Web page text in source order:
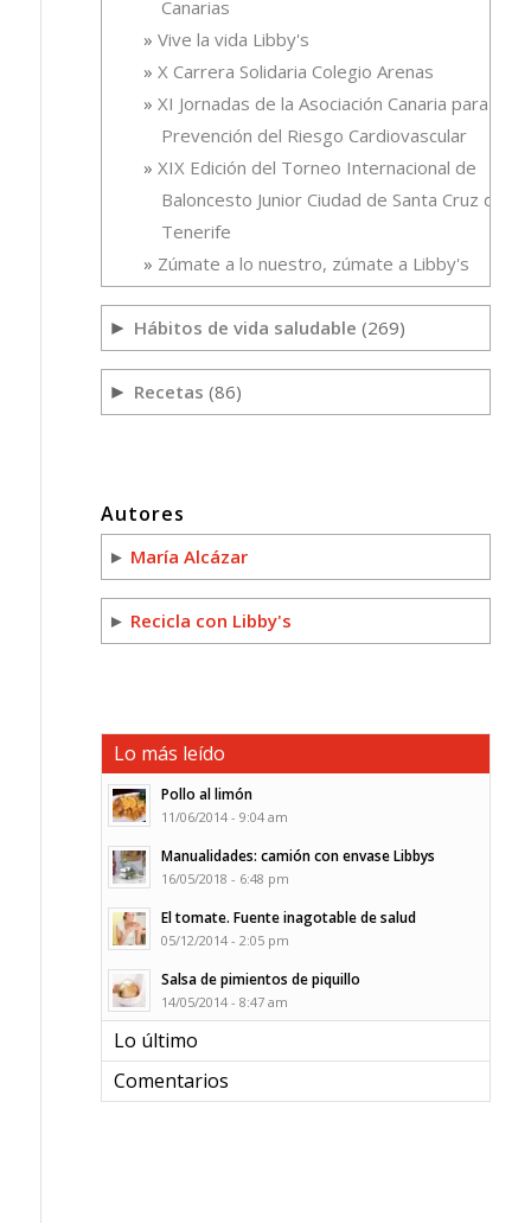
Canarias
Vive la vida Libby's
X Carrera Solidaria Colegio Arenas
XI Jornadas de la Asociación Canaria para la
Prevención del Riesgo Cardiovascular
XIX Edición del Torneo Internacional de
Baloncesto Junior Ciudad de Santa Cruz de
Tenerife
Zúmate a lo nuestro, zúmate a Libby's
► Hábitos de vida saludable (269)
► Recetas (86)
Autores
► María Alcázar
► Recicla con Libby's
Lo más leído
Pollo al limón
11/06/2014 - 9:04 am
Manualidades: camión con envase Libbys
16/05/2018 - 6:48 pm
El tomate. Fuente inagotable de salud
05/12/2014 - 2:05 pm
Salsa de pimientos de piquillo
14/05/2014 - 8:47 am
Lo último
Comentarios